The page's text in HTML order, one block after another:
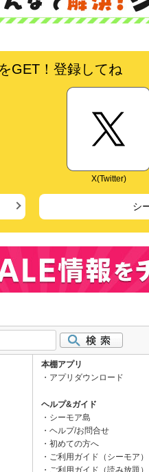
GET！登録してね
X(Twitter)
シ
本棚アプリ
アプリダウンロード
ヘルプ&ガイド
シーモア島
ヘルプ/お問合せ
初めての方へ
ご利用ガイド（シーモア）
ご利用ガイド（読み放題）